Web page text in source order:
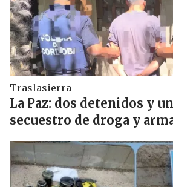
Traslasierra
La Paz: dos detenidos y
secuestro de droga y